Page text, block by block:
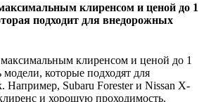
клиренсом и ценой до 1
подходит для внедорожных
клиренсом и ценой до 1
которые подходят для
Например, Subaru Forester и Nissan X-
и хорошую проходимость.